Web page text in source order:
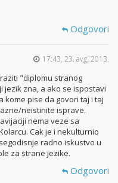
Odgovori
17:43, 23. avg. 2013.
"diplomu stranog
jezik zna, a ako se ispostavi
kome pise da govori taj i taj
neistinite isprave.
nema veze sa
Cak je i nekulturnio
radno iskustvo u
za strane jezike.
Odgovori